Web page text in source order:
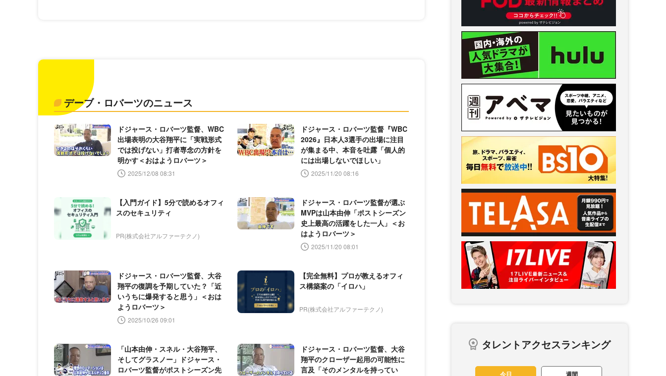
デーブ・ロバーツのニュース
ドジャース・ロバーツ監督、WBC
出場表明の大谷翔平に「実戦形式
では投げない」打者専念の方針を
明かす＜おはようロバーツ＞
2025/12/08 08:31
ドジャース・ロバーツ監督『WBC
2026』日本人3選手の出場に注目
が集まる中、本音を吐露「個人的
には出場しないでほしい」
2025/11/20 08:16
【入門ガイド】5分で読めるオフィ
スのセキュリティ
PR(株式会社アルファーテクノ)
ドジャース・ロバーツ監督が選ぶ
MVPは山本由伸「ポストシーズン
史上最高の活躍をした一人」＜お
はようロバーツ＞
2025/11/20 08:01
ドジャース・ロバーツ監督、大谷
翔平の復調を予期していた？「近
いうちに爆発すると思う」＜おは
ようロバーツ＞
2025/10/26 09:01
【完全無料】プロが教えるオフィ
ス構築案の「イロハ」
PR(株式会社アルファーテクノ)
「山本由伸・スネル・大谷翔平、
そしてグラスノー」ドジャース・
ロバーツ監督がポストシーズン先
ドジャース・ロバーツ監督、大谷
翔平のクローザー起用の可能性に
言及「そのメンタルを持ってい
タレントアクセスランキング
今日 週間